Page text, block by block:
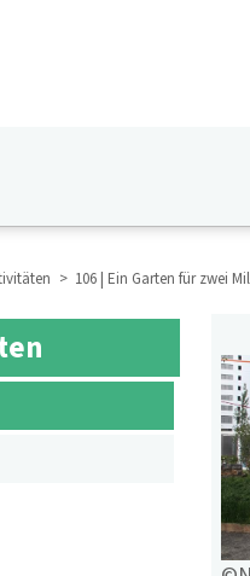
106 | Ein Garten für zwei